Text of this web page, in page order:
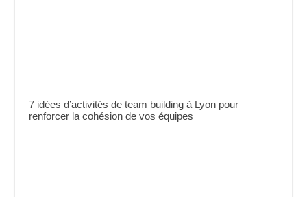
7 idées d’activités de team building à Lyon pour
renforcer la cohésion de vos équipes